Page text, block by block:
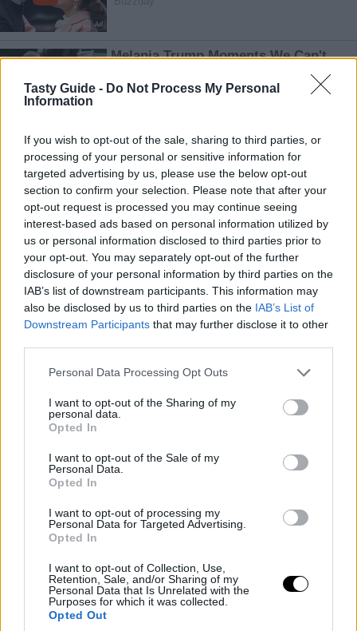
Tasty Guide - Do Not Process My Personal
Information
If you wish to opt-out of the sale, sharing to third parties, or
processing of your personal or sensitive information for
targeted advertising by us, please use the below opt-out
section to confirm your selection. Please note that after your
opt-out request is processed you may continue seeing
interest-based ads based on personal information utilized by
us or personal information disclosed to third parties prior to
your opt-out. You may separately opt-out of the further
disclosure of your personal information by third parties on the
IAB’s list of downstream participants. This information may
also be disclosed by us to third parties on the IAB’s List of
Downstream Participants that may further disclose it to other
Please note that this website/app uses one or more Google
not limited to your visit or usage behaviour. You may click to
grant or deny consent to Google and its third-party tags to
use your data for below specified purposes in below Google
consent section.
Personal Data Processing Opt Outs
I want to opt-out of the Sharing of my
personal data.
Opted In
I want to opt-out of the Sale of my
Personal Data.
Opted In
I want to opt-out of processing my
Personal Data for Targeted Advertising.
Opted In
I want to opt-out of Collection, Use,
Retention, Sale, and/or Sharing of my
Personal Data that Is Unrelated with the
Purposes for which it was collected.
Opted Out